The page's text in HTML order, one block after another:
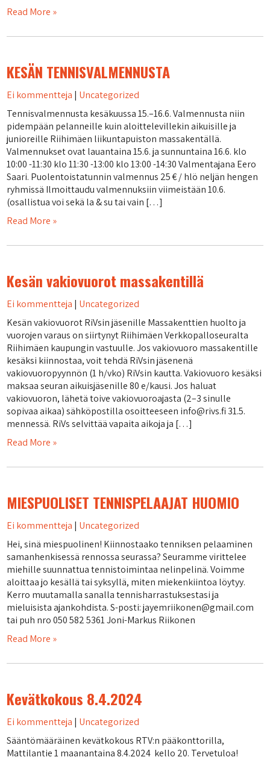
Read More »
KESÄN TENNISVALMENNUSTA
Ei kommentteja | Uncategorized
Tennisvalmennusta kesäkuussa 15.–16.6. Valmennusta niin
pidempään pelanneille kuin aloittelevillekin aikuisille ja
junioreille Riihimäen liikuntapuiston massakentällä.
Valmennukset ovat lauantaina 15.6. ja sunnuntaina 16.6. klo
10:00 -11:30 klo 11:30 -13:00 klo 13:00 -14:30 Valmentajana Eero
Saari. Puolentoistatunnin valmennus 25 € / hlö neljän hengen
ryhmissä Ilmoittaudu valmennuksiin viimeistään 10.6.
(osallistua voi sekä la & su tai vain […]
Read More »
Kesän vakiovuorot massakentillä
Ei kommentteja | Uncategorized
Kesän vakiovuorot RiVsin jäsenille Massakenttien huolto ja
vuorojen varaus on siirtynyt Riihimäen Verkkopalloseuralta
Riihimäen kaupungin vastuulle. Jos vakiovuoro massakentille
kesäksi kiinnostaa, voit tehdä RiVsin jäsenenä
vakiovuoropyynnön (1 h/vko) RiVsin kautta. Vakiovuoro kesäksi
maksaa seuran aikuisjäsenille 80 e/kausi. Jos haluat
vakiovuoron, lähetä toive vakiovuoroajasta (2–3 sinulle
sopivaa aikaa) sähköpostilla osoitteeseen info@rivs.fi 31.5.
mennessä. RiVs selvittää vapaita aikoja ja […]
Read More »
MIESPUOLISET TENNISPELAAJAT HUOMIO
Ei kommentteja | Uncategorized
Hei, sinä miespuolinen! Kiinnostaako tenniksen pelaaminen
samanhenkisessä rennossa seurassa? Seuramme virittelee
miehille suunnattua tennistoimintaa nelinpelinä. Voimme
aloittaa jo kesällä tai syksyllä, miten miekenkiintoa löytyy.
Kerro muutamalla sanalla tennisharrastuksestasi ja
mieluisista ajankohdista. S-posti: jayemriikonen@gmail.com
tai puh nro 050 582 5361 Joni-Markus Riikonen
Read More »
Kevätkokous 8.4.2024
Ei kommentteja | Uncategorized
Sääntömääräinen kevätkokous RTV:n pääkonttorilla,
Mattilantie 1 maanantaina 8.4.2024 kello 20. Tervetuloa!